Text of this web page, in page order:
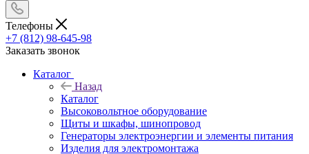
Телефоны
+7 (812) 98-645-98
Заказать звонок
Каталог
Назад
Каталог
Высоковольтное оборудование
Щиты и шкафы, шинопровод
Генераторы электроэнергии и элементы питания
Изделия для электромонтажа